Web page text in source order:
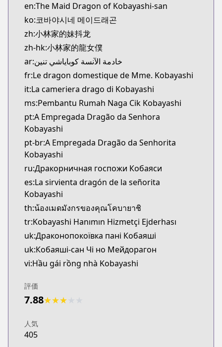
en:The Maid Dragon of Kobayashi-san
ko:코바야시네 메이드래곤
zh:小林家的妹抖龙
zh-hk:小林家的龍女僕
ar:خادمة الآنسة كوباياشي تنين
fr:Le dragon domestique de Mme. Kobayashi
it:La cameriera drago di Kobayashi
ms:Pembantu Rumah Naga Cik Kobayashi
pt:A Empregada Dragão da Senhora
Kobayashi
pt-br:A Empregada Dragão da Senhorita
Kobayashi
ru:Дракорничная госпожи Кобаяси
es:La sirvienta dragón de la señorita
Kobayashi
th:น้องเมดมังกรของคุณโคบายาชิ
tr:Kobayashi Hanımın Hizmetçi Ejderhası
uk:Драконопокоївка пані Кобаяші
uk:Кобаяші-сан Чі но Мейдорагон
vi:Hầu gái rồng nhà Kobayashi
評価
7.88★★★
人気
405